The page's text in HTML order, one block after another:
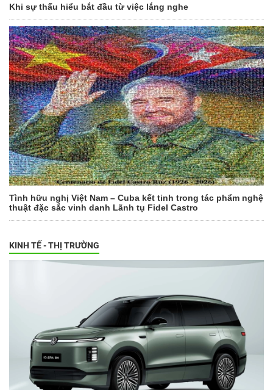
Khi sự thấu hiểu bắt đầu từ việc lắng nghe
Tình hữu nghị Việt Nam – Cuba kết tinh trong tác phẩm nghệ
thuật đặc sắc vinh danh Lãnh tụ Fidel Castro
KINH TẾ - THỊ TRƯỜNG